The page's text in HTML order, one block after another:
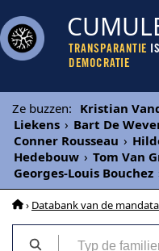
TRANSPARANTIE
DEMOCRATIE
Ze buzzen: Kristian
Liekens › Bart De
Conner Rousseau ›
Hedebouw › Tom Van
Georges-Louis Bouchez
› Databank van de